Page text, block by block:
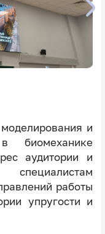
и
биомеханике
аудитории и
работы
упругости и